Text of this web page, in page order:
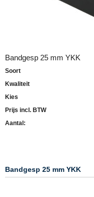
Bandgesp 25 mm YKK
Soort
Kwaliteit
Kies
Prijs incl. BTW
Aantal:
Bandgesp 25 mm YKK